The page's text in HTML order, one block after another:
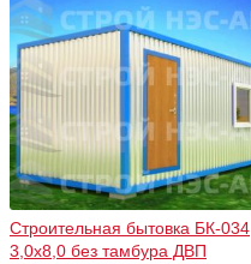
Увеличенная площадь застройки,
20м2, внутренний тамбур + две
изолированные комнаты помогут
эффективно и рационально
обустроить бытовку под свои
целевые нужды.
Строительная бытовка БК-034
3,0х8,0 без тамбура ДВП